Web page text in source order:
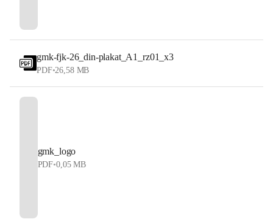
gmk-fjk-26_din-plakat_A1_rz01_x3
PDF•26,58 MB
gmk_logo
PDF•0,05 MB